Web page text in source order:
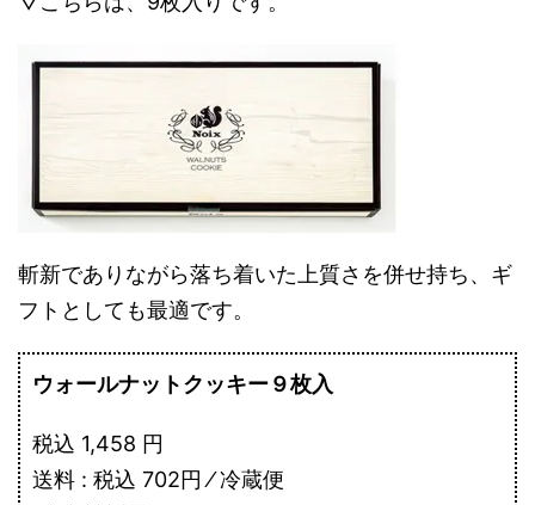
斬新でありながら落ち着いた上質さを併せ持ち、ギ
フトとしても最適です。
ウォールナットクッキー９枚入
税込 1,458 円
送料 : 税込 702円 ⁄ 冷蔵便